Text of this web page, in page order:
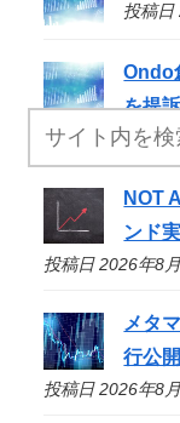
投稿日
Ondo
を提
投稿日 2026年8
NOT
ンド
投稿日 2026年8
メタ
行公開
投稿日 2026年8